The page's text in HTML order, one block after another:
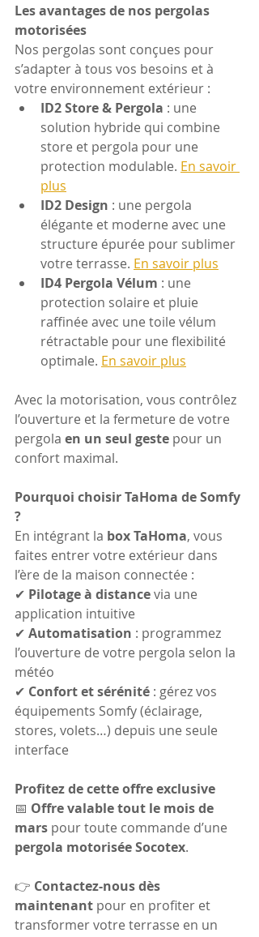
Les avantages de nos pergolas
motorisées
Nos pergolas sont conçues pour
s’adapter à tous vos besoins et à
votre environnement extérieur :
ID2 Store & Pergola : une
solution hybride qui combine
store et pergola pour une
protection modulable. En savoir
plus
ID2 Design : une pergola
élégante et moderne avec une
structure épurée pour sublimer
votre terrasse. En savoir plus
ID4 Pergola Vélum : une
protection solaire et pluie
raffinée avec une toile vélum
rétractable pour une flexibilité
optimale. En savoir plus
Avec la motorisation, vous contrôlez
l’ouverture et la fermeture de votre
pergola en un seul geste pour un
confort maximal.
Pourquoi choisir TaHoma de Somfy
?
En intégrant la box TaHoma, vous
faites entrer votre extérieur dans
l’ère de la maison connectée :
✔ Pilotage à distance via une
application intuitive
✔ Automatisation : programmez
l’ouverture de votre pergola selon la
météo
✔ Confort et sérénité : gérez vos
équipements Somfy (éclairage,
stores, volets…) depuis une seule
interface
Profitez de cette offre exclusive
📅 Offre valable tout le mois de
mars pour toute commande d’une
pergola motorisée Socotex.
👉 Contactez-nous dès
maintenant pour en profiter et
transformer votre terrasse en un